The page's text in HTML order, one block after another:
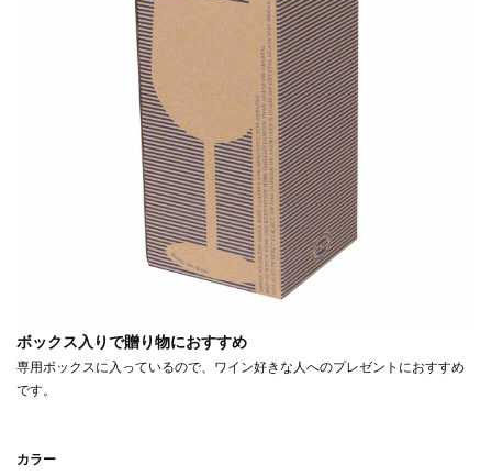
ボックス入りで贈り物におすすめ
専用ボックスに入っているので、ワイン好きな人へのプレゼントにおすすめ
です。
カラー